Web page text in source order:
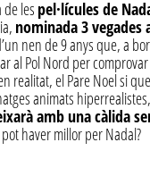
les pel·lícules de
nominada 3 vegades
nen de 9 anys que, a
al Pol Nord per
realitat, el Pare Noel si
animats
amb una càlida
haver millor per Nadal?